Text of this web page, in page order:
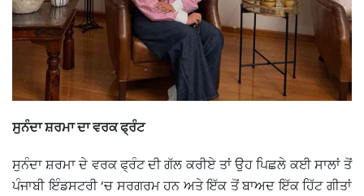
ਸੁਨੰਦਾ ਸ਼ਰਮਾ ਦਾ ਵਰਕ ਫ੍ਰੰਟ
ਸੁਨੰਦਾ ਸ਼ਰਮਾ ਦੇ ਵਰਕ ਫ੍ਰੰਟ ਦੀ ਗੱਲ ਕਰੀਏ ਤਾਂ ਉਹ ਪਿਛਲੇ ਕਈ ਸਾਲਾਂ ਤੋਂ
ਪੰਜਾਬੀ ਇੰਡਸਟਰੀ ‘ਚ ਸਰਗਰਮ ਹਨ ਅਤੇ ਇੱਕ ਤੋਂ ਬਾਅਦ ਇੱਕ ਹਿੱਟ ਗੀਤਾਂ